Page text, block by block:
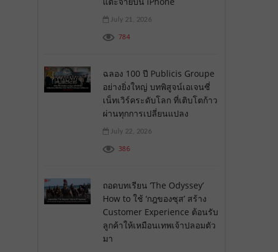
July 21, 2026
784
ฉลอง 100 ปี Publicis Groupe
อย่างยิ่งใหญ่ บทพิสูจน์เอเจนซี่
เน็ทเวิร์คระดับโลก ที่เติบโตก้าว
ผ่านทุกการเปลี่ยนแปลง
July 22, 2026
386
ถอดบทเรียน ‘The Odyssey’
How to ใช้ ‘กฎของซุส’ สร้าง
Customer Experience ต้อนรับ
ลูกค้าให้เหมือนเทพเจ้าปลอมตัว
มา